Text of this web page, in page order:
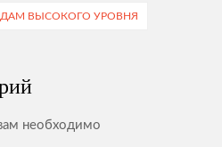
ВЫСОКОГО УРОВНЯ
необходимо